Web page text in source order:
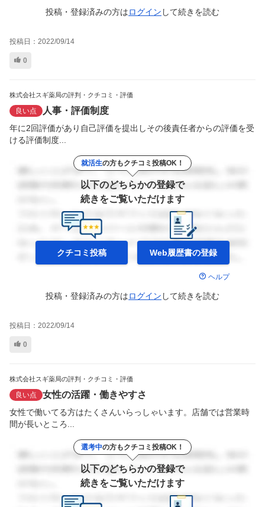
投稿・登録済みの方はログイン して続きを読む
投稿日： 2022/09/14
0
株式会社スギ薬局の評判・クチコミ・評価
良い点 人事・評価制度
年に2回評価があり自己評価を提出しその後責任者からの評価を受
ける評価制度...
就活生の方もクチコミ投稿OK！
以下のどちらかの登録で
続きをご覧いただけます
クチコミ投稿 Web履歴書の登録
ヘルプ
投稿・登録済みの方はログイン して続きを読む
投稿日： 2022/09/14
0
株式会社スギ薬局の評判・クチコミ・評価
良い点 女性の活躍・働きやすさ
女性で働いてる方はたくさんいらっしゃいます。店舗では営業時
間が長いところ...
選考中の方もクチコミ投稿OK！
以下のどちらかの登録で
続きをご覧いただけます